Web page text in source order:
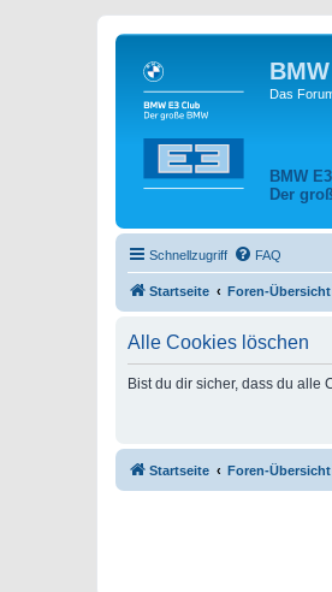
Das
BMW
Der
Schnellzugriff FAQ
Startseite Foren-Übersicht
Alle Cookies löschen
Bist du dir sicher, dass du alle
Startseite Foren-Übersicht